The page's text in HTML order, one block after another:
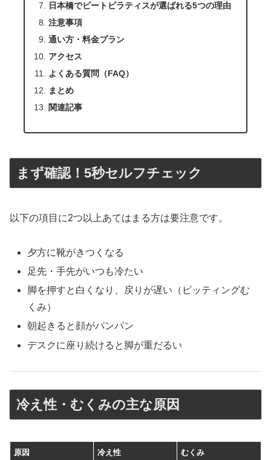
日本橋でビートピラティスが選ばれる5つの理由
注意事項
通い方・料金プラン
アクセス
よくある質問（FAQ）
まとめ
関連記事
まず確認！5秒セルフチェック
以下の項目に2つ以上あてはまる方は要注意です。
夕方に靴がきつくなる
足先・手先がいつも冷たい
脚を押すと白くなり、戻りが遅い（ピッティングむ
くみ）
朝起きると顔がパンパン
デスクに座り続けると脚が重だるい
冷え性・むくみの主な原因
原因 冷え性 むくみ